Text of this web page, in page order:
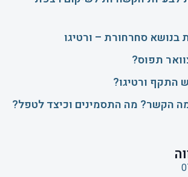
בנושא סחרחורת – ורטיגו
תפוס?
התקף ורטיגו?
מה הקשר? מה התסמינים וכיצד לטפל?